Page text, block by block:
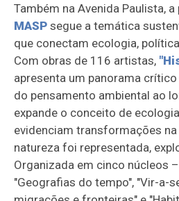
Também na Avenida Paulista,
MASP segue a temática
que conectam ecologia,
Com obras de 116 artistas,
apresenta um panorama
do pensamento ambiental ao
expande o conceito de
evidenciam transformações
natureza foi representada,
Organizada em cinco núcleos –
"Geografias do tempo", "Vir-a-